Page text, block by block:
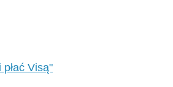
Visą"